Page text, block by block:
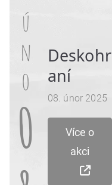
ú
n
o
0
Deskohr
aní
08. únor 2025
Více o